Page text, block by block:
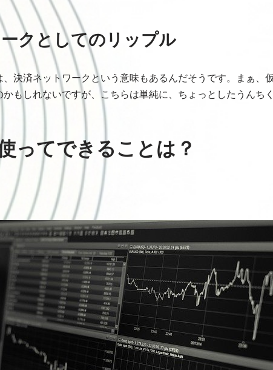
クとしてのリップル
決済ネットワークという意味もあるんだそうです。まぁ、
もしれないですが、こちらは単純に、ちょっとしたうんち
ってできることは？